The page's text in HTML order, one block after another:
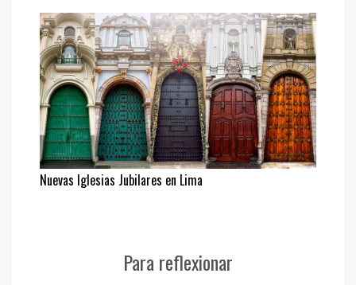
Nuevas Iglesias Jubilares en Lima
Para reflexionar